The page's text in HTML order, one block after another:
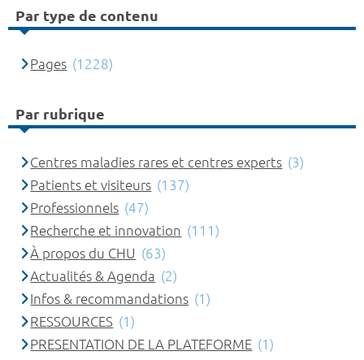
Par type de contenu
Pages (1228)
Par rubrique
Centres maladies rares et centres experts (3)
Patients et visiteurs (137)
Professionnels (47)
Recherche et innovation (111)
À propos du CHU (63)
Actualités & Agenda (2)
Infos & recommandations (1)
RESSOURCES (1)
PRESENTATION DE LA PLATEFORME (1)